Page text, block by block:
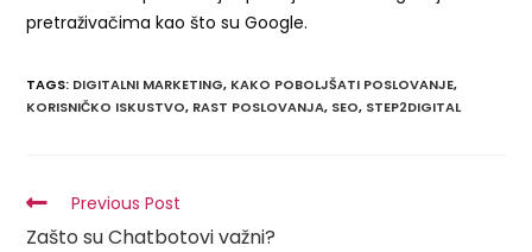
pretraživačima kao što su Google.
TAGS: DIGITALNI MARKETING, KAKO POBOLJŠATI POSLOVANJE,
KORISNIČKO ISKUSTVO, RAST POSLOVANJA, SEO, STEP2DIGITAL
Previous Post
Zašto su Chatbotovi važni?